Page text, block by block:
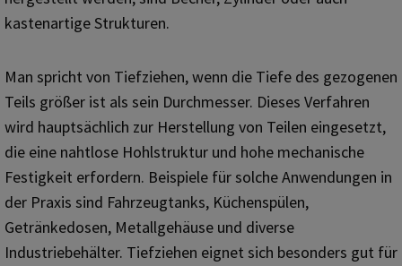
kastenartige Strukturen.
Man spricht von Tiefziehen, wenn die Tiefe des gezogenen
Teils größer ist als sein Durchmesser. Dieses Verfahren
wird hauptsächlich zur Herstellung von Teilen eingesetzt,
die eine nahtlose Hohlstruktur und hohe mechanische
Festigkeit erfordern. Beispiele für solche Anwendungen in
der Praxis sind Fahrzeugtanks, Küchenspülen,
Getränkedosen, Metallgehäuse und diverse
Industriebehälter. Tiefziehen eignet sich besonders gut für